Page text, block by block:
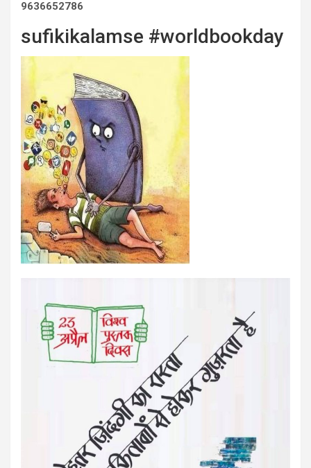
9636652786
sufikikalamse #worldbookday